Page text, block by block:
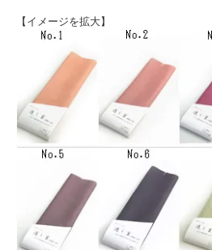
【イメージを拡大】